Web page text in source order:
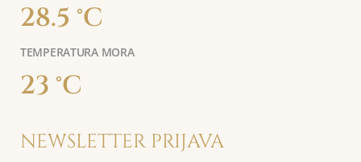
28.5 °C
TEMPERATURA MORA
23 °C
NEWSLETTER PRIJAVA